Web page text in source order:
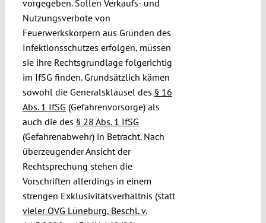
vorgegeben. Sollen Verkaufs- und
Nutzungsverbote von
Feuerwerkskörpern aus Gründen des
Infektionsschutzes erfolgen, müssen
sie ihre Rechtsgrundlage folgerichtig
im IfSG finden. Grundsätzlich kämen
sowohl die Generalsklausel des § 16
Abs. 1 IfSG (Gefahrenvorsorge) als
auch die des § 28 Abs. 1 IfSG
(Gefahrenabwehr) in Betracht. Nach
überzeugender Ansicht der
Rechtsprechung stehen die
Vorschriften allerdings in einem
strengen Exklusivitätsverhältnis (statt
vieler OVG Lüneburg, Beschl. v.